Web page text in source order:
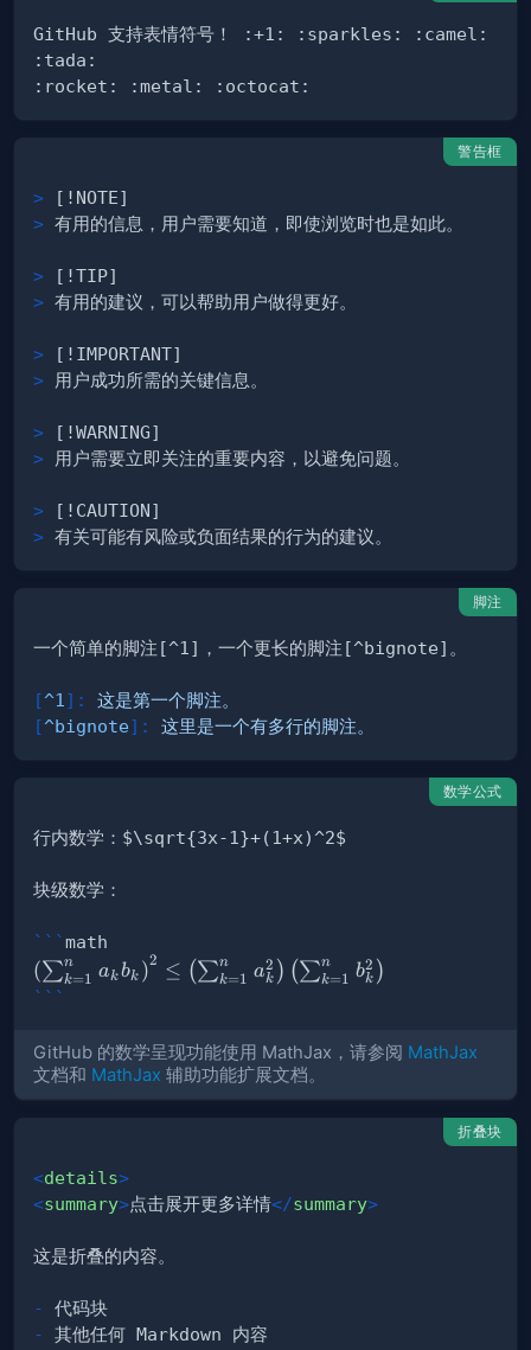
GitHub 支持表情符号！ :+1: :sparkles: :camel:
警告框
>
>
>
>
>
>
>
>
>
>
脚注
[^1 ] :
这是第一个脚注。
[^bignote] : 这里是一个有多行的脚注。
数学公式
```math
\left( \sum_{k=1}^n a_k b_k \right)^2 \leq \left(
(∑k=1
n akbk )2 ≤ (∑k=1
n ak
2 ) (∑k=1
n bk
2 )
```
GitHub 的数学呈现功能使用 MathJax，请参阅 MathJax
文档和 MathJax 辅助功能扩展文档。
折叠块
<details>
<summary>点击展开更多详情</summary>
-
-